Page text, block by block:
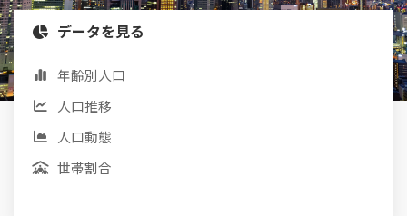
データを見る
年齢別人口
人口推移
人口動態
世帯割合